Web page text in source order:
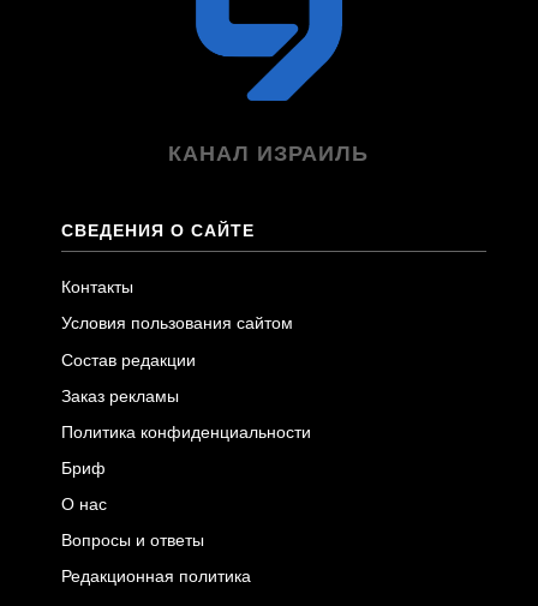
КАНАЛ ИЗРАИЛЬ
СВЕДЕНИЯ О САЙТЕ
Контакты
Условия пользования сайтом
Состав редакции
Заказ рекламы
Политика конфиденциальности
Бриф
О нас
Вопросы и ответы
Редакционная политика